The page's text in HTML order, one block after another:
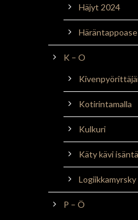
Häjyt 2024
Häräntappoase
K – O
Kotirintamalla
Kulkuri
Käty kävi
Logiikkamyrsky
P – Ö